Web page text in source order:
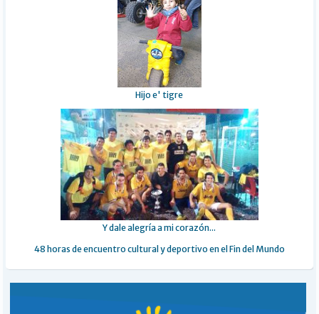
Hijo e' tigre
Y dale alegría a mi corazón...
48 horas de encuentro cultural y deportivo en el Fin del Mundo